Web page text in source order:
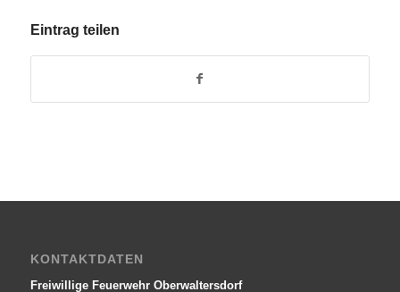
Eintrag teilen
KONTAKTDATEN
Freiwillige Feuerwehr Oberwaltersdorf